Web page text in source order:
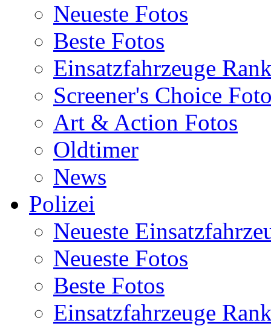
Neueste Fotos
Beste Fotos
Einsatzfahrzeuge
Screener's Choice
Art & Action Fotos
Oldtimer
News
Polizei
Neueste
Neueste Fotos
Beste Fotos
Einsatzfahrzeuge